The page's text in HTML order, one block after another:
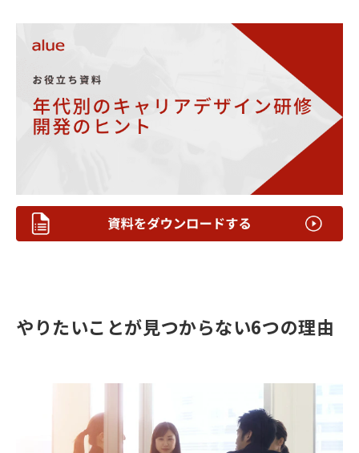
やりたいことが見つからない6つの理由